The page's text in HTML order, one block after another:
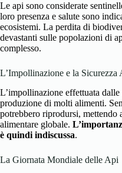
Le api sono considerate
loro presenza e salute sono
ecosistemi. La perdita di
devastanti sulle popolazioni di
complesso.
L’Impollinazione e la Sicurezza
L’impollinazione effettuata
produzione di molti alimenti.
potrebbero riprodursi, mettendo
alimentare globale.
è quindi indiscussa.
La Giornata Mondiale delle Api